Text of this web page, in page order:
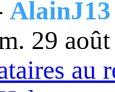
AlainJ13
29
au